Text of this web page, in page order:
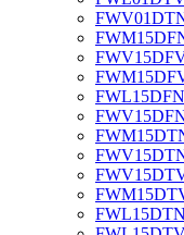
FWL15DFN
FWL15DTN